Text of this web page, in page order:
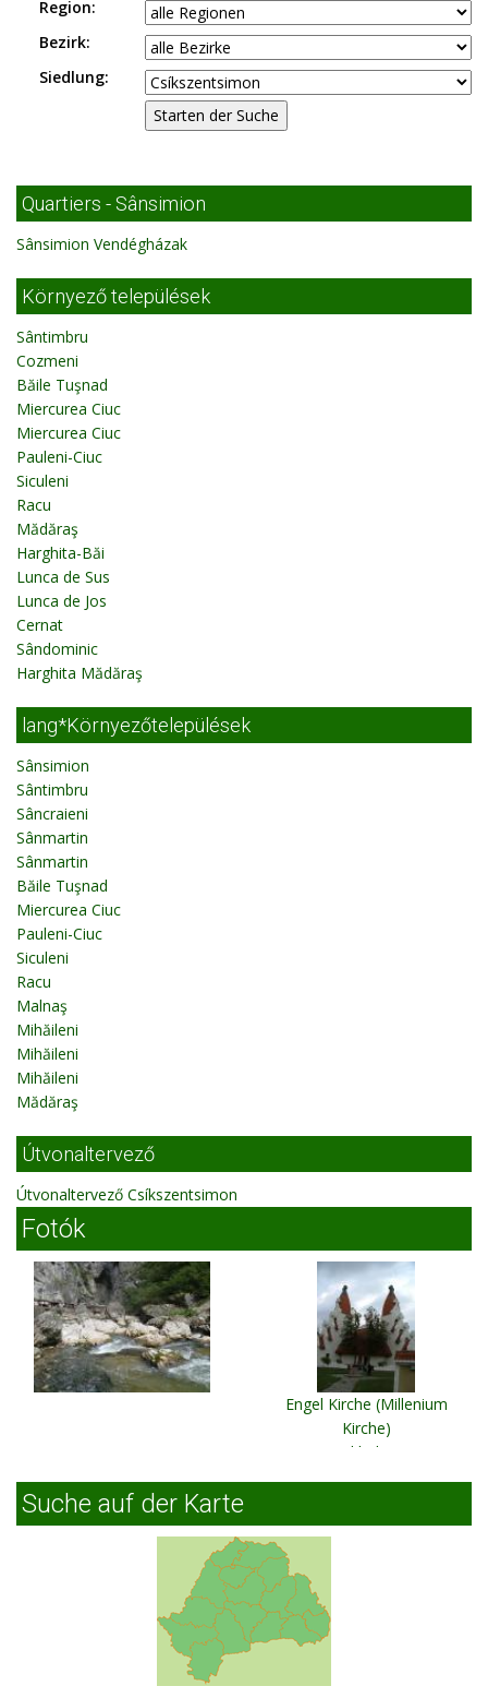
Region:
Bezirk:
Siedlung:
Quartiers - Sânsimion
Sânsimion Vendégházak
Környező települések
Sântimbru
Cozmeni
Băile Tuşnad
Miercurea Ciuc
Miercurea Ciuc
Pauleni-Ciuc
Siculeni
Racu
Mădăraş
Harghita-Băi
Lunca de Sus
Lunca de Jos
Cernat
Sândominic
Harghita Mădăraş
lang*Környezőtelepülések
Sânsimion
Sântimbru
Sâncraieni
Sânmartin
Sânmartin
Băile Tuşnad
Miercurea Ciuc
Pauleni-Ciuc
Siculeni
Racu
Malnaş
Mihăileni
Mihăileni
Mihăileni
Mădăraş
Útvonaltervező
Útvonaltervező Csíkszentsimon
Fotók
Engel Kirche (Millenium
Kirche)
Szeklerburg
Suche auf der Karte